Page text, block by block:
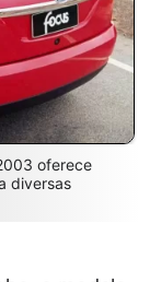
oferece
diversas